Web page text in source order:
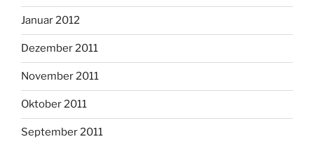
Januar 2012
Dezember 2011
November 2011
Oktober 2011
September 2011